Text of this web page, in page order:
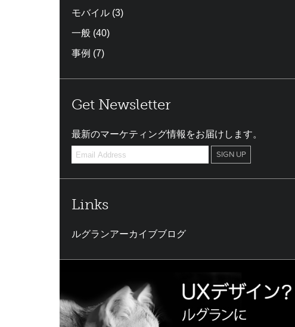
モバイル (3)
一般 (40)
事例 (7)
Get Newsletter
最新のマーケティング情報をお届けします。
Links
ルグランアーカイブブログ